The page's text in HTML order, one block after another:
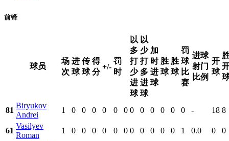
前锋
球员
场
次
进
球
传
球
得
分
+/-
罚
时
以
多
打
少
进
球
以
少
打
多
进
球
加
时
进
球
胜
球
胜
球
罚
球
比
赛
进球
射门
比例
开
球
81
Biryukov
Andrei
1 0 0 0 0 0 0 0 0 0 0 0 0 - 18 8
61
Vasilyev
Roman
1 0 0 0 0 0 0 0 0 0 0 0 1 0.0 0 0